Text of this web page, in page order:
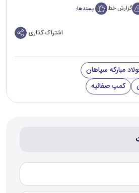
گزارش خطا پسندها:
اشتراک گذاری
مبارکه سپاهان
کمپ صفائیه